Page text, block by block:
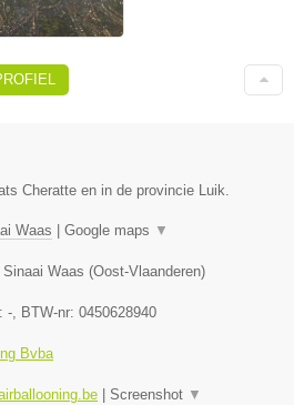
Cheratte en in de provincie Luik.
Waas Google maps ▼
Sinaai Waas (Oost-Vlaanderen)
-, BTW-nr: 0450628940
Bvba
Screenshot ▼